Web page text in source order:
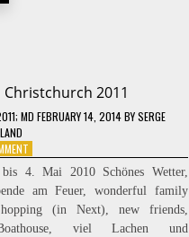
Christchurch 2011
; MD FEBRUARY 14, 2014BYSERGE
ON
CHRISTCHURCH
2011
4. Mai 2010 Schönes Wetter,
am Feuer, wonderful family
(in Next), new friends,
viel Lachen und